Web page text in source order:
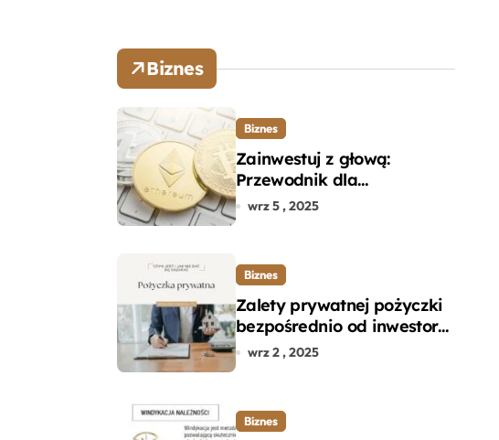
Biznes
Biznes
Zainwestuj z głową:
Przewodnik dla
początkujących w zakupie
wrz 5 , 2025
Biznes
Zalety prywatnej pożyczki
bezpośrednio od inwestora
– dlaczego warto?
wrz 2 , 2025
Biznes